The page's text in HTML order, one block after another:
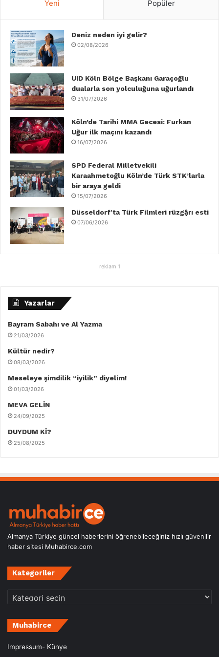
b
o
o
k
t
r
e
I
n
u
e
r
Yeni Popüler
Deniz neden iyi gelir?
02/08/2026
UID Köln Bölge Başkanı Garaçoğlu
dualarla son yolculuğuna uğurlandı
31/07/2026
Köln’de Tarihi MMA Gecesi: Furkan
Uğur ilk maçını kazandı
16/07/2026
SPD Federal Milletvekili
Karaahmetoğlu Köln’de Türk STK’larla
bir araya geldi
15/07/2026
Düsseldorf’ta Türk Filmleri rüzgậrı esti
07/06/2026
reklam 1
Yazarlar
Bayram Sabahı ve Al Yazma
21/03/2026
Kültür nedir?
08/03/2026
Meseleye şimdilik “iyilik” diyelim!
01/03/2026
MEVA GELİN
24/09/2025
DUYDUM Kİ?
25/08/2025
Almanya Türkiye güncel haberlerini öğrenebileceğiniz hızlı güvenilir
haber sitesi Muhabirce.com
Kategoriler
Kategoriler
Muhabirce
Impressum- Künye